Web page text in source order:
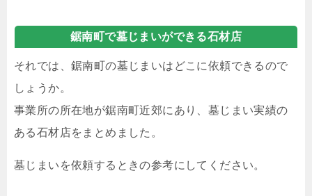
鋸南町で墓じまいができる石材店
それでは、鋸南町の墓じまいはどこに依頼できるので
しょうか。
事業所の所在地が鋸南町近郊にあり、墓じまい実績の
ある石材店をまとめました。
墓じまいを依頼するときの参考にしてください。